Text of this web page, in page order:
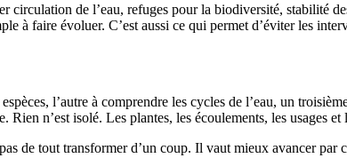
de l’eau, refuges pour la biodiversité, stabilité
à faire évoluer. C’est aussi ce qui permet d’éviter les
l’autre à comprendre les cycles de l’eau, un
n’est isolé. Les plantes, les écoulements, les usages et
de tout transformer d’un coup. Il vaut mieux avancer par